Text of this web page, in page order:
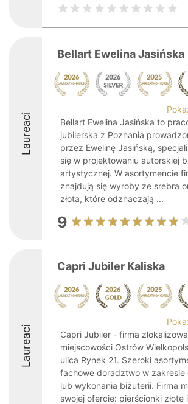
Laureaci
Bellart Ewelina Jasińska
Bellart Ewelina Jasińska to
jubilerska z Poznania
przez Ewelinę Jasińską,
się w projektowaniu autorskiej
artystycznej. W asortymencie
znajdują się wyroby ze srebra
złota, które odznaczają ...
9
Laureaci
Capri Jubiler Kaliska
Capri Jubiler - firma
miejscowości Ostrów
ulica Rynek 21. Szeroki
fachowe doradztwo w zakresie
lub wykonania biżuterii. Firma
swojej ofercie: pierścionki złote i